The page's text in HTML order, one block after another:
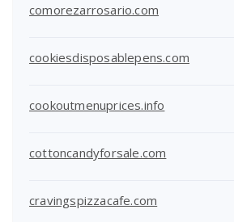
comorezarrosario.com
cookiesdisposablepens.com
cookoutmenuprices.info
cottoncandyforsale.com
cravingspizzacafe.com